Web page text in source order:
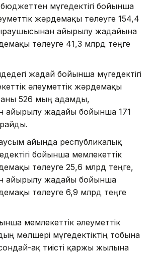
мүгедектігі бойынша
жәрдемақы төлеуге 154,4
айырылу жағдайына
төлеуге 41,3 млрд теңге
жағдай бойынша мүгедектігі
әлеуметтік жәрдемақы
526 мың адамды,
айырылу жағдайы бойынша 171
айында республикалық
бойынша мемлекеттік
төлеуге 25,6 млрд теңге,
айырылу жағдайы бойынша
төлеуге 6,9 млрд теңге
мемлекеттік әлеуметтік
мөлшері мүгедектіктің тобына
ақ тиісті қаржы жылына